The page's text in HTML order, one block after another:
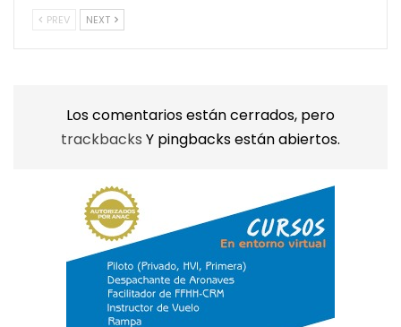
PREV NEXT
Los comentarios están cerrados, pero
trackbacks Y pingbacks están abiertos.